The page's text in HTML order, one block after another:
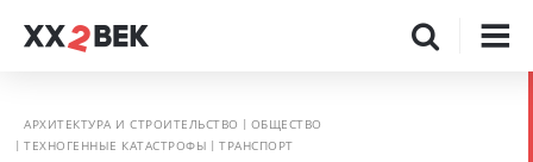
АРХИТЕКТУРА И СТРОИТЕЛЬСТВО
ОБЩЕСТВО
ТЕХНОГЕННЫЕ КАТАСТРОФЫ
ТРАНСПОРТ